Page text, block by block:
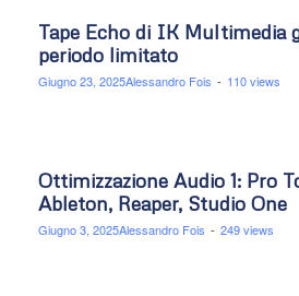
Tape Echo di IK Multimedia
periodo limitato
Giugno 23, 2025Alessandro Fois - 110 views
Ottimizzazione Audio 1: Pro
Ableton, Reaper, Studio One
Giugno 3, 2025Alessandro Fois - 249 views